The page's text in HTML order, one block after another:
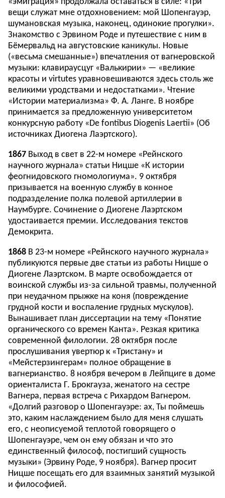
вещи служат мне отдохновением: мой Шопенгауэр,
шумановская музыка, наконец, одинокие прогулки».
Знакомство с Эрвином Роде и путешествие с ним в
Бёмервальд на августовские каникулы. Новые
(«весьма смешанные») впечатления от вагнеровской
музыки: клавираусцуг «Валькирии» — «великие
красоты и virtutes уравновешиваются здесь столь же
великими уродствами и недостатками». Чтение
«Истории материализма» Ф. А. Ланге. В ноябре
принимается за предложенную университетом
конкурсную работу «De fontibus Diogenis Laertii» (Об
источниках Диогена Лаэртского).
1867 Выход в свет в 22-м номере «Рейнского
научного журнала» статьи Ницше «К истории
феогнидовского гномологиума». 9 октября
призывается на военную службу в конное
подразделение полка полевой артиллерии в
Наумбурге. Сочинение о Диогене Лаэртском
удостаивается премии. Исследования текстов
Демокрита.
1868 В 23-м номере «Рейнского научного журнала»
публикуются первые две статьи из работы Ницше о
Диогене Лаэртском. В марте освобождается от
воинской службы из-за сильной травмы, полученной
при неудачном прыжке на коня (повреждение
грудной кости и воспаление грудных мускулов).
Вынашивает план диссертации на тему «Понятие
органического со времен Канта». Резкая критика
современной филологии. 28 октября после
прослушивания увертюр к «Тристану» и
«Мейстерзингерам» полное обращение в
вагнерианство. 8 ноября вечером в Лейпциге в доме
ориенталиста Г. Брокгауза, женатого на сестре
Вагнера, первая встреча с Рихардом Вагнером.
«Долгий разговор о Шопенгауэре: ах, Ты поймешь
это, каким наслаждением было для меня слушать
его, с неописуемой теплотой говорящего о
Шопенгауэре, чем он ему обязан и что это
единственный философ, постигший сущность
музыки» (Эрвину Роде, 9 ноября). Вагнер просит
Ницше посещать его для взаимных занятий музыкой
и философией.